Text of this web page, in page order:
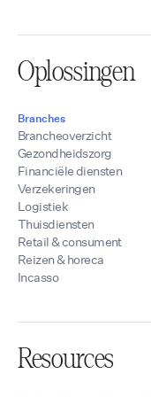
Oplossingen
Branches
Brancheoverzicht
Gezondheidszorg
Financiële diensten
Verzekeringen
Logistiek
Thuisdiensten
Retail & consument
Reizen & horeca
Incasso
Resources